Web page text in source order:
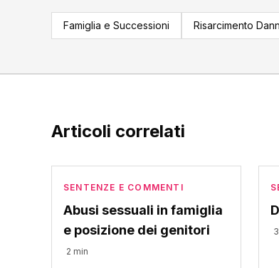
Famiglia e Successioni Risarcimento
Articoli correlati
SENTENZE E COMMENTI
Abusi sessuali in famiglia
e posizione dei genitori
2 min